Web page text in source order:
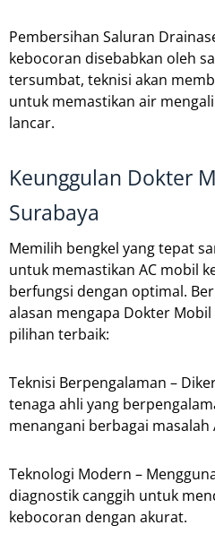
Pembersihan Saluran
kebocoran disebabkan oleh
tersumbat, teknisi akan
untuk memastikan air
lancar.
Keunggulan Dokter
Surabaya
Memilih bengkel yang tepat
untuk memastikan AC mobil
berfungsi dengan optimal.
alasan mengapa Dokter
pilihan terbaik:
Teknisi Berpengalaman –
tenaga ahli yang
menangani berbagai masalah
Teknologi Modern –
diagnostik canggih untuk
kebocoran dengan akurat.